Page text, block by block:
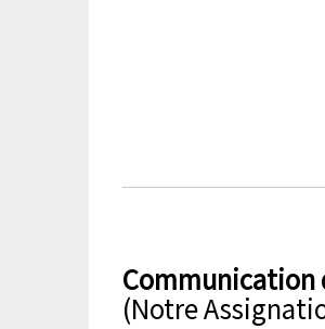
Communication
(Notre